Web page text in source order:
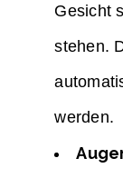
Gesicht
stehen.
werden.